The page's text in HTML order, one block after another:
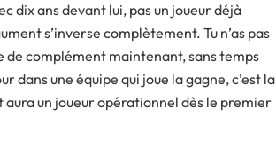
dix ans devant lui, pas un joueur déjà
s’inverse complètement. Tu n’as pas
de complément maintenant, sans temps
dans une équipe qui joue la gagne, c’est la
un joueur opérationnel dès le premier